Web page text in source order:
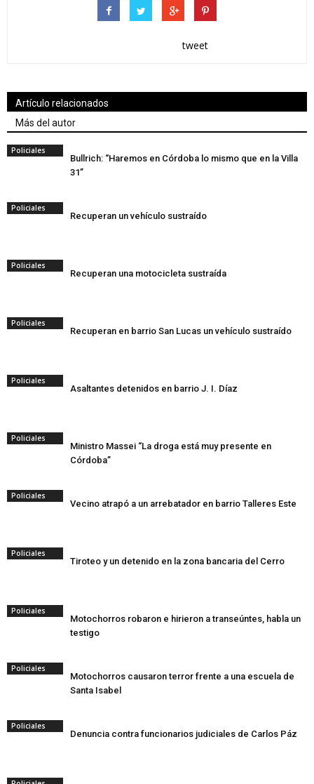
tweet
Artículo relacionados
Más del autor
Policiales
Bullrich: “Haremos en Córdoba lo mismo que en la Villa
31”
Policiales
Recuperan un vehículo sustraído
Policiales
Recuperan una motocicleta sustraída
Policiales
Recuperan en barrio San Lucas un vehículo sustraído
Policiales
Asaltantes detenidos en barrio J. I. Díaz
Policiales
Ministro Massei “La droga está muy presente en
Córdoba”
Policiales
Vecino atrapó a un arrebatador en barrio Talleres Este
Policiales
Tiroteo y un detenido en la zona bancaria del Cerro
Policiales
Motochorros robaron e hirieron a transeúntes, habla un
testigo
Policiales
Motochorros causaron terror frente a una escuela de
Santa Isabel
Policiales
Denuncia contra funcionarios judiciales de Carlos Páz